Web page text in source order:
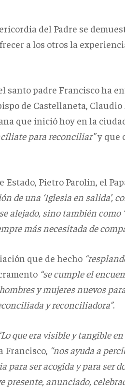
del Padre se
a los otros la
santo padre Francisco ha
de Castellaneta, Claudio
que inició hoy en la
para reconciliar”y que
Pietro Parolin, el
de una ‘Iglesia en salida’,
alejado, sino también como
más necesitada de
que de hecho
“se cumple el
y mujeres nuevos
y reconciliadora”.
que era visible y tangible
Francisco, “nos ayuda a
ser acogida y para ser
anunciado,